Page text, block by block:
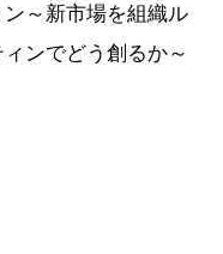
ン～新市場を組織ル
ィンでどう創るか～